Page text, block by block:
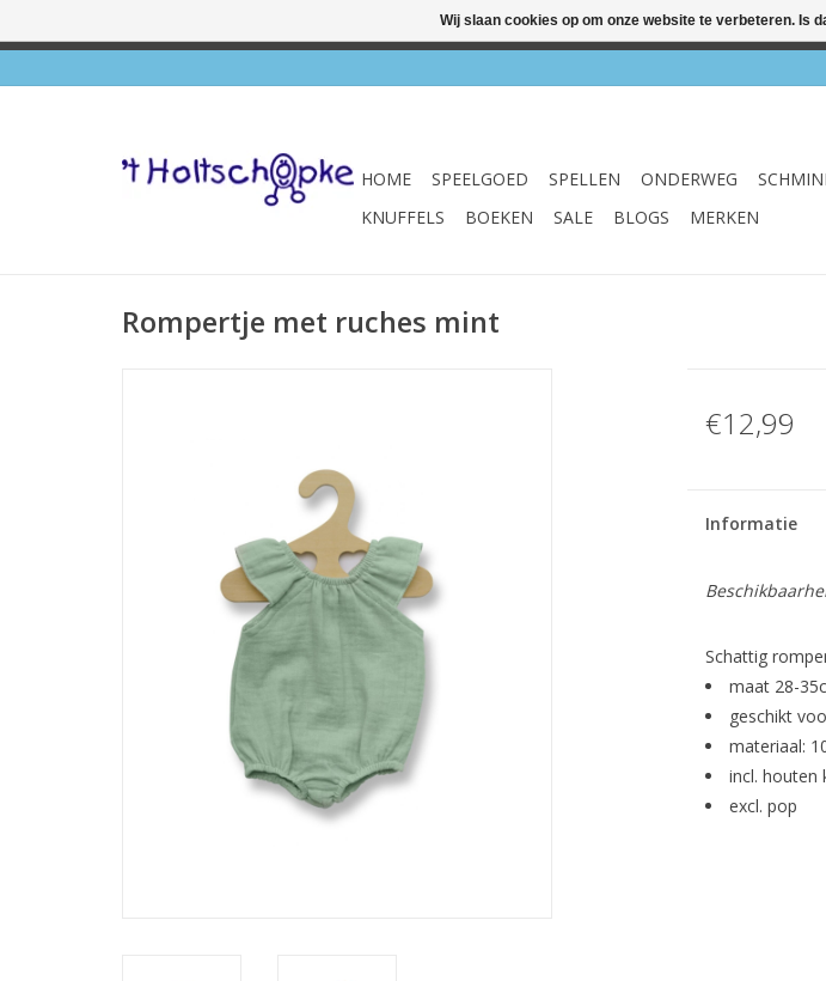
HOME SPEELGOED SPELLEN ONDERWEG
KNUFFELS
BOEKEN SALE BLOGS MERKEN
Rompertje met ruches mint
€12,99
Informatie
Schattig
maat 28-
geschikt
materiaal:
incl. houten
excl. pop
Wij slaan cookies op om onze website te verbeteren. Is
✔ Winkel & webshop ✔ Gratis